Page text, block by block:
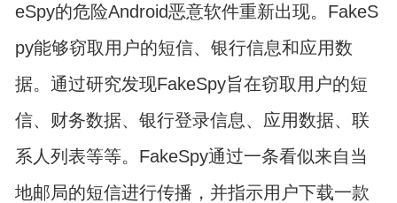
eSpy的危险Android恶意软件重新出现。FakeS
py能够窃取用户的短信、银行信息和应用数
据。通过研究发现FakeSpy旨在窃取用户的短
信、财务数据、银行登录信息、应用数据、联
系人列表等等。FakeSpy通过一条看似来自当
地邮局的短信进行传播，并指示用户下载一款